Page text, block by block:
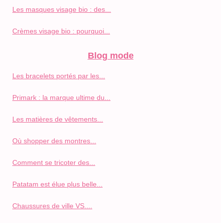
Les masques visage bio : des...
Crèmes visage bio : pourquoi...
Blog mode
Les bracelets portés par les...
Primark : la marque ultime du...
Les matières de vêtements...
Où shopper des montres...
Comment se tricoter des...
Patatam est élue plus belle...
Chaussures de ville VS....